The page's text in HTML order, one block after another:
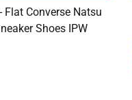
Flat Converse Natsu
Shoes IPW